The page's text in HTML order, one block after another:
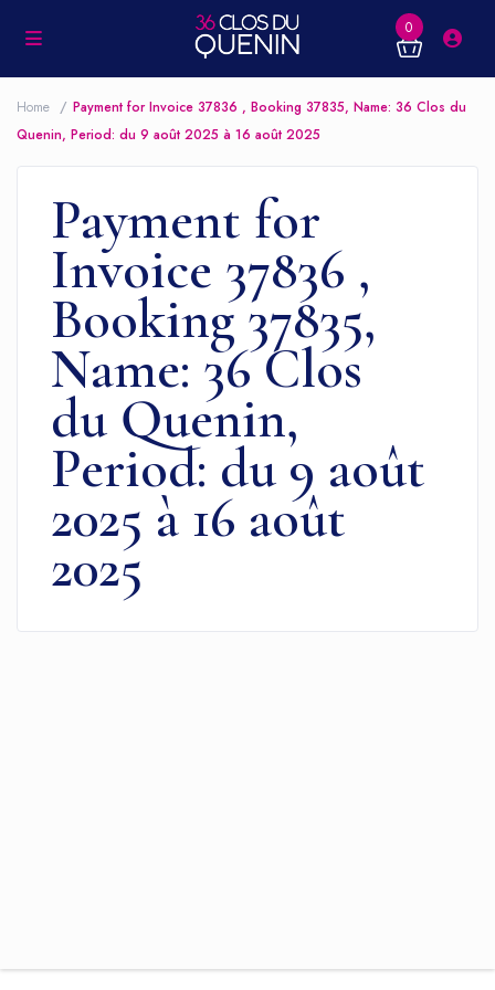
0
Home
Payment for Invoice 37836 , Booking 37835, Name: 36 Clos du
Quenin, Period: du 9 août 2025 à 16 août 2025
Payment for
Invoice 37836 ,
Booking 37835,
Name: 36 Clos
du Quenin,
Period: du 9 août
2025 à 16 août
2025